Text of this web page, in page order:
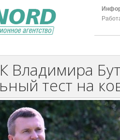
Владимира
тест на